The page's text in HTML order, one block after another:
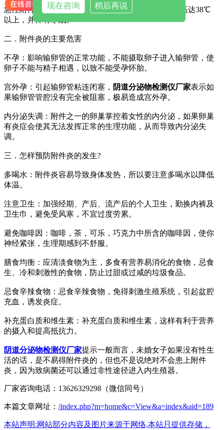
急性附件炎：发热与腹痛(下腹部双侧剧痛)，发热可高达38℃
以上，并伴有寒战。
二．附件炎的主要危害
不孕：影响输卵管的正常功能，不能摄取卵子进入输卵管，使
卵子不能与精子相遇，以致不能受孕怀胎。
宫外孕：引起输卵管粘连闭塞， 阴道分泌物检测仪厂家表示如
果输卵管管腔没有完全被阻塞，极易造成宫外孕。
内分泌失调：附件之一的卵巢掌控着女性的内分泌，如果卵巢
有炎症会使其无法发挥正常的生理功能，从而导致内分泌失
调。
三．怎样预防附件炎的发生?
多喝水：附件炎容易导致身体发热，所以要注意多喝水以降低
体温。
注意卫生：加强经期、产后、流产后的个人卫生，勤换内裤及
卫生巾，避免受风寒，不宜过度劳累。
避免咖啡因：咖啡，茶，可乐，巧克力中所含的咖啡因，使你
神经紧张，生理期感到不舒服。
膳食均衡：应清淡食物为主，多食有营养易消化的食物，忌食
生、冷和刺激性的食物，防止过甜或过咸的垃圾食品。
忌食辛辣食物：忌食辛辣食物，免得刺激生殖系统，引起盆腔
充血，诱发炎症。
补充蛋白质和维生素：补充蛋白质和维生素，这样有利于营养
的摄入和提高抵抗力。
阴道分泌物检测仪厂家提示一般而言，未婚女子如果没有性生
活的话，是不易得附件炎的，但也不是说绝对不会患上附件
炎，因为致病菌还可以通过非性途径进入内生殖器。
厂家咨询电话：13626329298（微信同号）
本篇文章网址： /index.php?m=home&c=View&a=index&aid=189
本站声明:网站部分内容及图片来源于网络,本站只提供存储，
现在咨询 稍后再说